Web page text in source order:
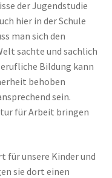
der Jugendstudie
hier in der Schule
man sich den
sachte und sachlich
Bildung kann
behoben
sein.
für Arbeit bringen
für unsere Kinder und
sie dort einen